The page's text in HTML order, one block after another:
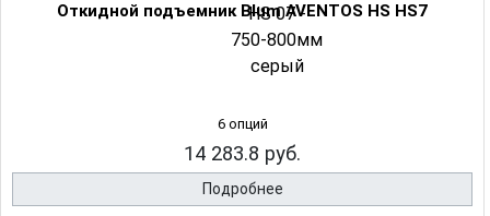
Откидной подъемник Blum AVENTOS HS HS7
6 опций
14 283.8 руб.
Подробнее